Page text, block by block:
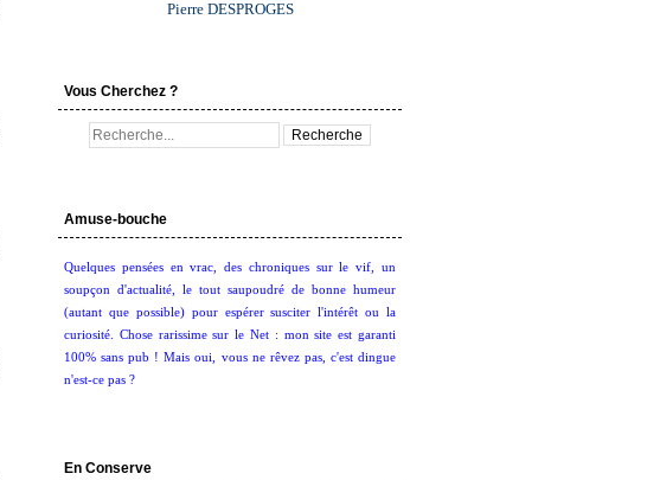
Pierre DESPROGES
Vous Cherchez ?
Amuse-bouche
Quelques pensées en vrac, des chroniques sur le vif, un
soupçon d'actualité, le tout saupoudré de bonne humeur
(autant que possible) pour espérer susciter l'intérêt ou la
curiosité. Chose rarissime sur le Net : mon site est garanti
100% sans pub ! Mais oui, vous ne rêvez pas, c'est dingue
n'est-ce pas ?
En Conserve